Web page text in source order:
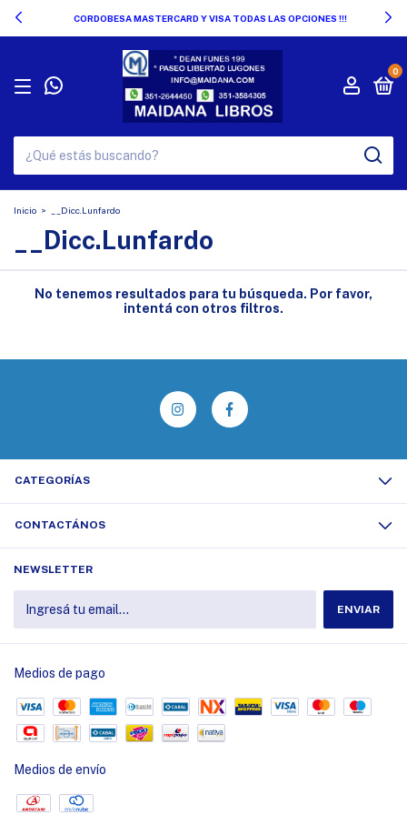
CORDOBESA MASTERCARD Y VISA TODAS LAS OPCIONES !!!
0
Inicio > __Dicc.Lunfardo
__Dicc.Lunfardo
No tenemos resultados para tu búsqueda. Por favor,
intentá con otros filtros.
CATEGORÍAS
CONTACTÁNOS
NEWSLETTER
Medios de pago
Medios de envío